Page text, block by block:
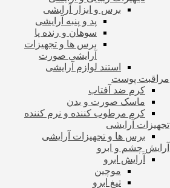
برس و ابزار آرایشی
پد و پنبه آرایشی
سوهان و رنده پا
برس ها و تجهیزات
آرایشی صورت
استند لوازم آرایشی
مراقبت پوست
کرم ضد آفتاب
ماسک صورت و بدن
کرم مرطوب کننده و نرم کننده
تجهیزات آرایشی
برس ها و تجهیزات آرایشی
آرایش چشم و ابرو
آرایش ابرو
موچین
تیغ ابرو